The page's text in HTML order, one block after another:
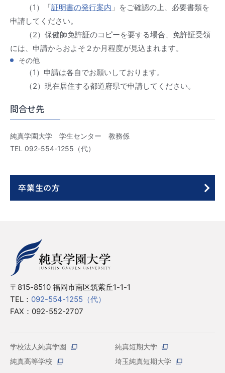
（1）「証明書の発行案内 」をご確認の上、必要書類を
申請してください。
（2）保健師免許証のコピーを要する場合、免許証受領
には、申請からおよそ２か月程度が見込まれます。
その他
（1）申請は各自でお願いしております。
（2）現在居住する都道府県で申請してください。
問合せ先
純真学園大学 学生センター 教務係
TEL 092-554-1255（代）
卒業生の方
〒815-8510 福岡市南区筑紫丘1-1-1
TEL： 092-554-1255（代）
FAX：092-552-2707
学校法人純真学園
純真短期大学
純真高等学校
埼玉純真短期大学